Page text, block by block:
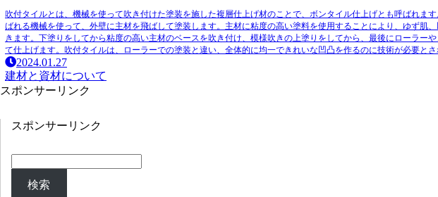
吹付タイルとは、機械を使って吹き付けた塗装を施した複層仕上げ材のことで、ボンタイル仕上げとも呼ばれま
ばれる機械を使って、外壁に主材を飛ばして塗装します。主材に粘度の高い塗料を使用することにより、ゆず肌
きます。下塗りをしてから粘度の高い主材のベースを吹き付け、模様吹きの上塗りをしてから、最後にローラー
て仕上げます。吹付タイルは、ローラーでの塗装と違い、全体的に均一できれいな凹凸を作るのに技術が必要とさ
2024.01.27
建材と資材について
スポンサーリンク
スポンサーリンク
検索